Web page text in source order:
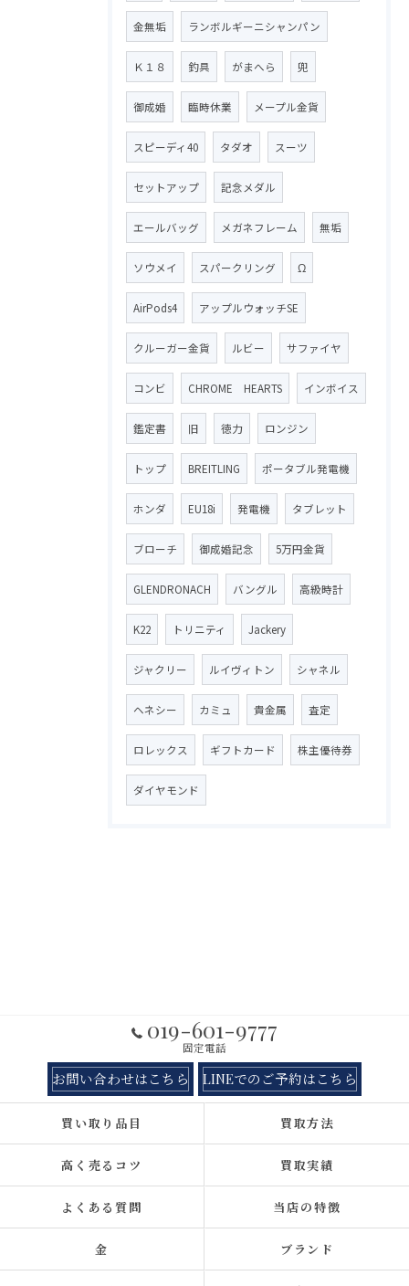
金無垢 ランボルギーニシャンパン
Ｋ１８ 釣具 がまへら 兜
御成婚 臨時休業 メープル金貨
スピーディ40 タダオ スーツ
セットアップ 記念メダル
エールバッグ メガネフレーム 無垢
ソウメイ スパークリング Ω
AirPods4 アップルウォッチSE
クルーガー金貨 ルビー サファイヤ
コンビ CHROME HEARTS インボイス
鑑定書 旧 徳力 ロンジン
トップ BREITLING ポータブル発電機
ホンダ EU18i 発電機 タブレット
ブローチ 御成婚記念 5万円金貨
GLENDRONACH バングル 高級時計
K22 トリニティ Jackery
ジャクリー ルイヴィトン シャネル
ヘネシー カミュ 貴金属 査定
ロレックス ギフトカード 株主優待券
ダイヤモンド
019-601-9777
固定電話
お問い合わせはこちら LINEでのご予約はこちら
買い取り品目 買取方法
高く売るコツ 買取実績
よくある質問 当店の特徴
金 ブランド